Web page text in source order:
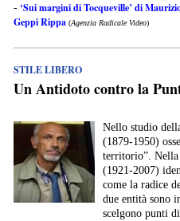
- ‘Sui margini di Tocqueville’ di
Geppi Rippa (Agenzia Radicale Video)
STILE LIBERO
Un Antidoto contro la
Nello studio
(1879-1950)
territorio”. Nella
(1921-2007)
come la radice
due entità sono
scelgono punti